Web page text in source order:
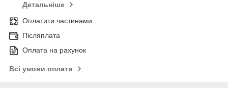
Детальніше
Оплатити частинами
Післяплата
Оплата на рахунок
Всі умови оплати